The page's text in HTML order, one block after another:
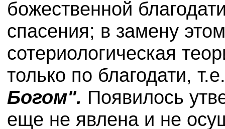
божественной
спасения; в замену
сотериологическая
только по благодати,
Богом". Появилось
еще не явлена и не